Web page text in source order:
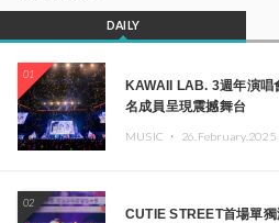
DAILY
01
KAWAII LAB. 3週年演
名成員呈現震撼舞台
MUSIC ・ 26.February.2025
02
CUTIE STREET首場單